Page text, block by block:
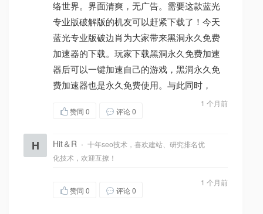
络世界。界面清爽，无广告。需要这款蓝光
专业版破解版的机友可以赶紧下载了！今天
蓝光专业版破边肖为大家带来黑洞永久免费
加速器的下载。玩家下载黑洞永久免费加速
器后可以一键加速自己的游戏，黑洞永久免
费加速器也是永久免费使用。与此同时，
1 个月前
赞同 0 评论 0
H Hit＆R · 十年seo技术，喜欢建站、研究排名优
化技术，欢迎互撩！
1 个月前
赞同 0 评论 0